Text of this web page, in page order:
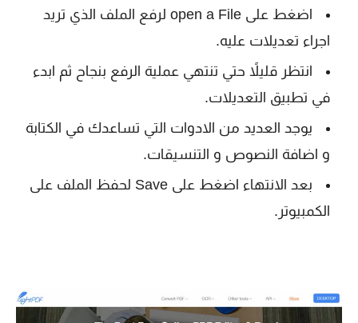
اضغط على open a File لرفع الملف الذي تريد
اجراء تعديلات عليه.
انتظر قليلاً حتي تنتهي عملية الرفع بنجاح ثم ابدء
في تطبيق التعديلات.
يوجد العديد من الادوات التي تساعدك في الكتابة
و اضافة النصوص و التنسيقات.
بعد الانتهاء اضغط على Save لحفظ الملف على
الكمبيوتر.